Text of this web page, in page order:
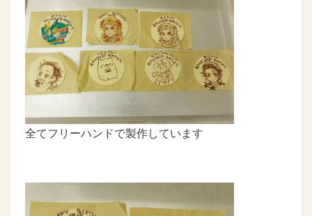
全てフリーハンドで製作しています